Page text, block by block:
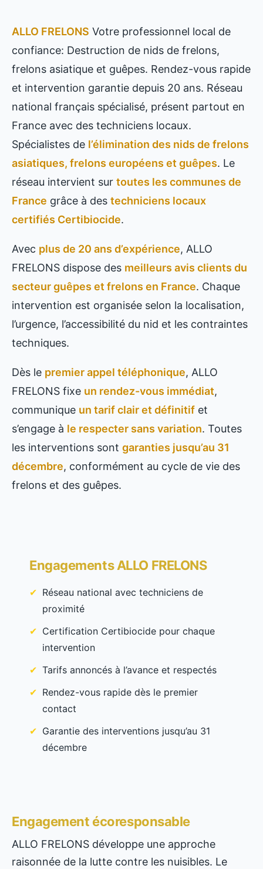
ALLO FRELONS Votre professionnel local de
confiance: Destruction de nids de frelons,
frelons asiatique et guêpes. Rendez-vous rapide
et intervention garantie depuis 20 ans. Réseau
national français spécialisé, présent partout en
France avec des techniciens locaux.
Spécialistes de l’élimination des nids de frelons
asiatiques, frelons européens et guêpes. Le
réseau intervient sur toutes les communes de
France grâce à des techniciens locaux
certifiés Certibiocide.
Avec plus de 20 ans d’expérience, ALLO
FRELONS dispose des meilleurs avis clients du
secteur guêpes et frelons en France. Chaque
intervention est organisée selon la localisation,
l’urgence, l’accessibilité du nid et les contraintes
techniques.
Dès le premier appel téléphonique, ALLO
FRELONS fixe un rendez-vous immédiat,
communique un tarif clair et définitif et
s’engage à le respecter sans variation. Toutes
les interventions sont garanties jusqu’au 31
décembre, conformément au cycle de vie des
frelons et des guêpes.
Engagements ALLO FRELONS
Réseau national avec techniciens de
proximité
Certification Certibiocide pour chaque
intervention
Tarifs annoncés à l’avance et respectés
Rendez-vous rapide dès le premier
contact
Garantie des interventions jusqu’au 31
décembre
Engagement écoresponsable
ALLO FRELONS développe une approche
raisonnée de la lutte contre les nuisibles. Le